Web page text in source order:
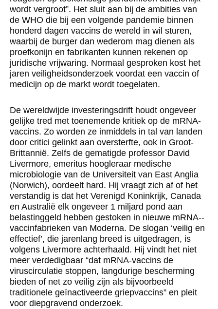
wordt vergroot”. Het sluit aan bij de ambities van
de WHO die bij een volgende pandemie binnen
honderd dagen vaccins de wereld in wil sturen,
waarbij de burger dan wederom mag dienen als
proefkonijn en fabrikanten kunnen rekenen op
juridische vrijwaring. Normaal gesproken kost het
jaren veiligheidsonderzoek voordat een vaccin of
medicijn op de markt wordt toegelaten.
De wereldwijde investeringsdrift houdt ongeveer
gelijke tred met toenemende kritiek op de mRNA-
vaccins. Zo worden ze inmiddels in tal van landen
door critici gelinkt aan oversterfte, ook in Groot-
Brittannië. Zelfs de gematigde professor David
Livermore, emeritus hoogleraar medische
microbiologie van de Universiteit van East Anglia
(Norwich), oordeelt hard. Hij vraagt zich af of het
verstandig is dat het Verenigd Koninkrijk, Canada
en Australië elk ongeveer 1 miljard pond aan
belastinggeld hebben gestoken in nieuwe mRNA-­
vaccinfabrieken van Moderna. De slogan ‘veilig en
effectief’, die jarenlang breed is uitgedragen, is
volgens Livermore achterhaald. Hij vindt het niet
meer verdedigbaar “dat mRNA-vaccins de
viruscirculatie stoppen, langdurige bescherming
bieden of net zo veilig zijn als bijvoorbeeld
traditionele geïnactiveerde griepvaccins” en pleit
voor diepgravend onderzoek.